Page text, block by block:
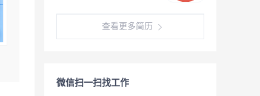
查看更多简历
微信扫一扫找工作